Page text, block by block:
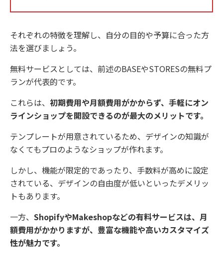
それぞれの特徴を理解し、自分の目的や予算に合った方
法を選びましょう。
無料サービスとしては、前述のBASEやSTORESの無料プ
ランが代表的です。
これらは、 初期費用や月額費用がかからず、手軽にオン
ラインショップを開設できるのが最大のメリットです。
テンプレートが用意されているため、デザインの知識が
なくてもプロのようなショップが作れます。
しかし、機能が限定的であったり、手数料が高めに設定
されている、デザインの自由度が低いといったデメリッ
トもあります。
一方、 ShopifyやMakeshopなどの有料サービスは、月
額費用がかかりますが、豊富な機能や高いカスタマイズ
性が魅力です。